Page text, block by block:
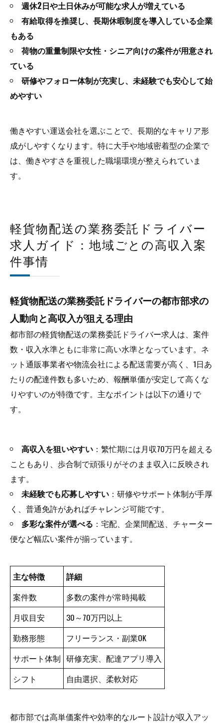
週休2日や土日休みが可能な求人が増えている
有給取得を推奨し、長期休暇制度を導入している企業
もある
荷物の重量制限や女性・シニア向けの案件が用意され
ている
研修やフォロー体制が充実し、未経験でも安心して始
めやすい
働きやすい運送会社を選ぶことで、長期的なキャリア形
成がしやすくなります。特に大手や地域密着型の企業で
は、働きやすさを重視した職場環境が整えられていま
す。
軽貨物配送の業務委託ドライバー
求人ガイド：地域ごとの高収入案
件事情
軽貨物配送の業務委託ドライバーの都市部求の
人動向と高収入が狙える理由
都市部の軽貨物配送の業務委託ドライバー求人は、案件
数・収入水準ともに非常に高い水準となっています。ネ
ット通販事業者や物流会社による配送需要が高く、1日あ
たりの配達件数も多いため、報酬単価が安定して高くな
りやすいのが特徴です。主なポイントは以下の通りで
す。
高収入を狙いやすい：繁忙期には月収70万円を超える
こともあり、歩合制で頑張りがそのまま収入に反映され
ます。
未経験でも応募しやすい：研修やサポート体制が手厚
く、普通免許があればチャレンジ可能です。
多彩な案件が選べる ：宅配、企業間配送、チャーター
便など幅広い案件が揃っています。
主な特徴
詳細
案件数
多数の案件が常時掲載
月収目安
30～70万円以上
勤務形態
フリーランス・副業OK
サポート体制 研修充実、配達アプリ導入
シフト
自由選択、柔軟対応
都市部では高単価案件や効率的なルート設計が収入アッ